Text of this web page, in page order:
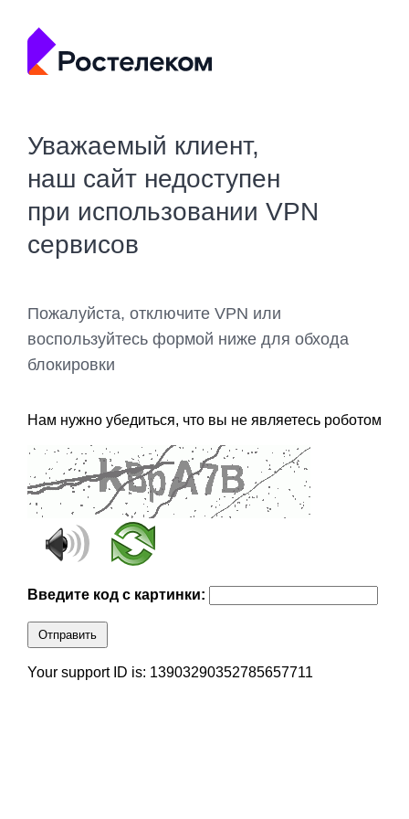
Уважаемый клиент,
наш сайт недоступен
при использовании VPN
сервисов
Пожалуйста, отключите VPN или
воспользуйтесь формой ниже для обхода
блокировки
Нам нужно убедиться, что вы не являетесь роботом
Введите код с картинки:
Отправить
Your support ID is: 13903290352785657711